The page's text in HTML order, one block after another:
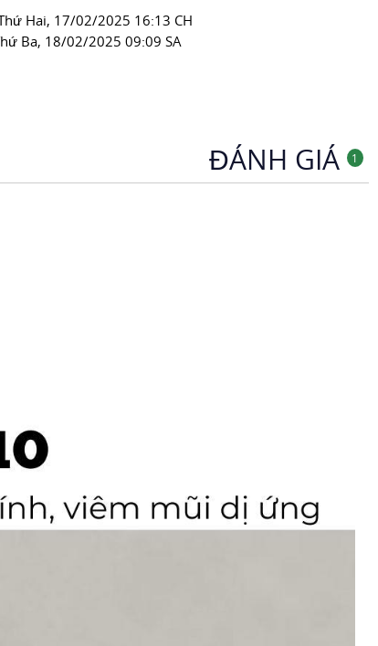
Hai, 17/02/2025 16:13 CH
Ba, 18/02/2025 09:09 SA
ĐÁNH GIÁ 1